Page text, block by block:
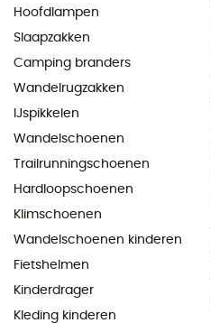
Hoofdlampen
Slaapzakken
Camping branders
Wandelrugzakken
IJspikkelen
Wandelschoenen
Trailrunningschoenen
Hardloopschoenen
Klimschoenen
Wandelschoenen kinderen
Fietshelmen
Kinderdrager
Kleding kinderen